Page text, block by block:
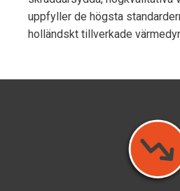
uppfyller de högsta
holländskt tillverkade